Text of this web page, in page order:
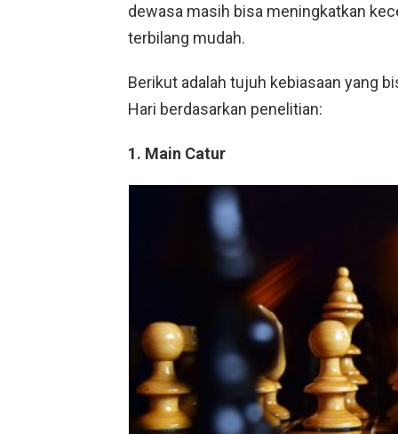
dewasa masih bisa meningkatkan
terbilang mudah.
Berikut adalah tujuh kebiasaan yang
Hari berdasarkan penelitian:
1. Main Catur